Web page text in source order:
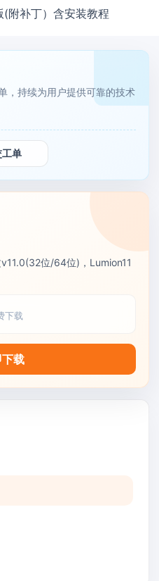
附补丁）含安装教程
，持续为用户提供可靠的技术
单
位/64位)，Lumion11
下载
载